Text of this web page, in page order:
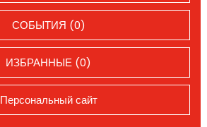
СОБЫТИЯ (0)
ИЗБРАННЫЕ (0)
Персональный сайт